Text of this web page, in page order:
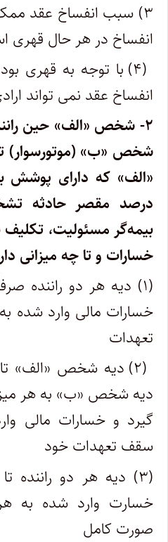
۳) سبب انفساخ عقد
انفساخ در هر حال قهری
(۴) با توجه به قهری
انفساخ عقد نمی تواند
۲- شخص «الف» حین
شخص «ب»
«الف» که دارای پوشش
درصد مقصر حادثه
بیمه‌گر مسئولیت، تکلیف
خسارات و تا چه میزانی
(۱) دیه هر دو راننده
خسارات مالی وارد شده
تعهدات
(۲) دیه شخص «الف»
دیه شخص «ب» به هر
گیرد و خسارات مالی
سقف تعهدات خود
(۳) دیه هر دو راننده
خسارت وارد شده به
صورت کامل